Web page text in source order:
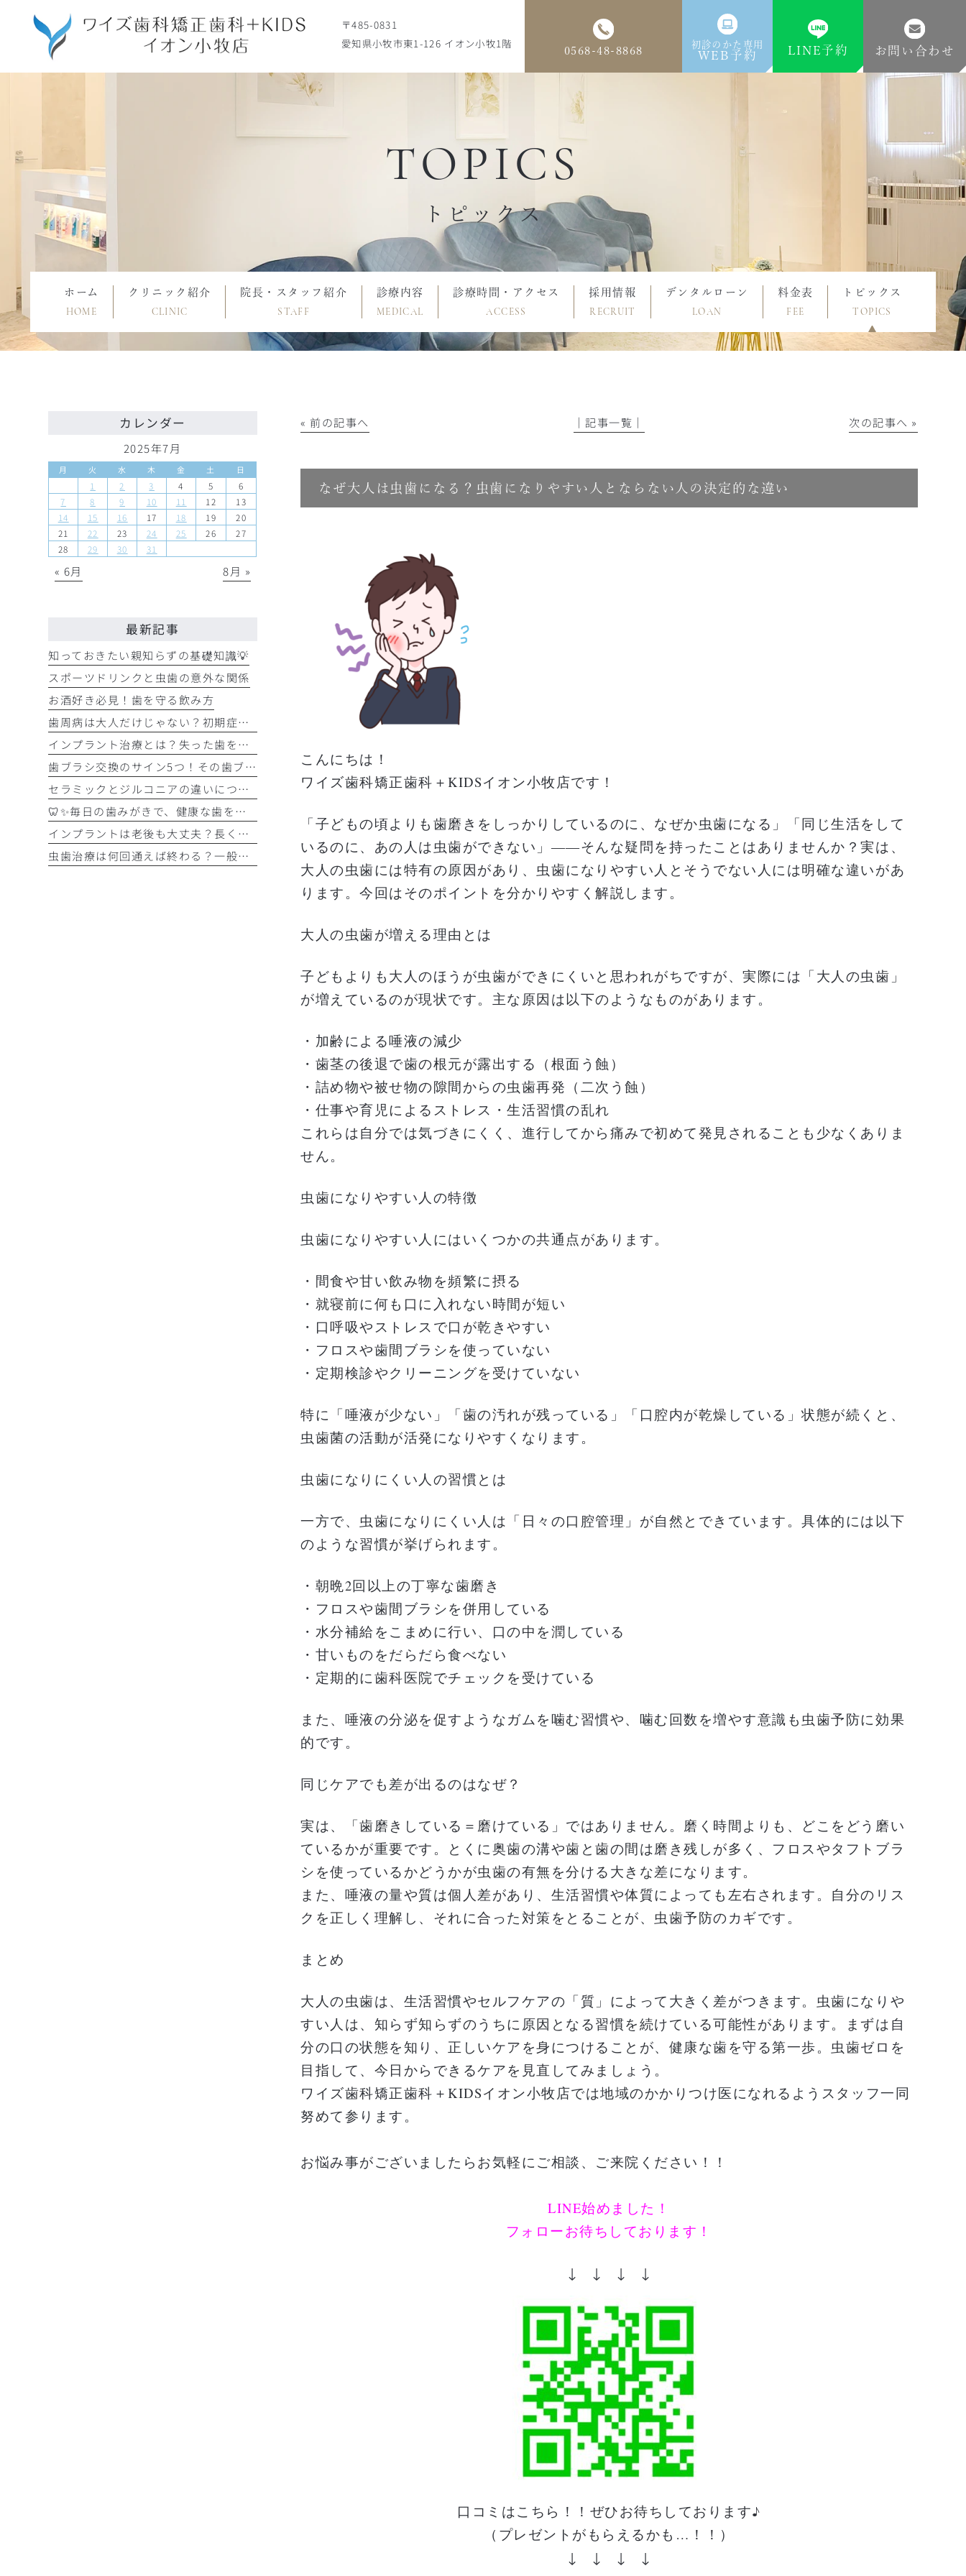
〒485-0831
愛知県小牧市東1-126 イオン小牧1階
0568-48-8868
初診のかた専用
WEB予約 LINE予約 お問い合わせ
ホーム
HOME
クリニック紹介
CLINIC
院長・スタッフ紹介
STAFF
診療内容
MEDICAL
診療時間・アクセス
ACCESS
採用情報
RECRUIT
デンタルローン
LOAN
料金表
FEE
トピックス
TOPICS
TOPICS
トピックス
« 前の記事へ │記事一覧│ 次の記事へ »
なぜ大人は虫歯になる？虫歯になりやすい人とならない人の決定的な違い
こんにちは！
ワイズ歯科矯正歯科＋KIDSイオン小牧店です！
「子どもの頃よりも歯磨きをしっかりしているのに、なぜか虫歯になる」「同じ生活をして
いるのに、あの人は虫歯ができない」――そんな疑問を持ったことはありませんか？実は、
大人の虫歯には特有の原因があり、虫歯になりやすい人とそうでない人には明確な違いがあ
ります。今回はそのポイントを分かりやすく解説します。
大人の虫歯が増える理由とは
子どもよりも大人のほうが虫歯ができにくいと思われがちですが、実際には「大人の虫歯」
が増えているのが現状です。主な原因は以下のようなものがあります。
・加齢による唾液の減少
・歯茎の後退で歯の根元が露出する（根面う蝕）
・詰め物や被せ物の隙間からの虫歯再発（二次う蝕）
・仕事や育児によるストレス・生活習慣の乱れ
これらは自分では気づきにくく、進行してから痛みで初めて発見されることも少なくありま
せん。
虫歯になりやすい人の特徴
虫歯になりやすい人にはいくつかの共通点があります。
・間食や甘い飲み物を頻繁に摂る
・就寝前に何も口に入れない時間が短い
・口呼吸やストレスで口が乾きやすい
・フロスや歯間ブラシを使っていない
・定期検診やクリーニングを受けていない
特に「唾液が少ない」「歯の汚れが残っている」「口腔内が乾燥している」状態が続くと、
虫歯菌の活動が活発になりやすくなります。
虫歯になりにくい人の習慣とは
一方で、虫歯になりにくい人は「日々の口腔管理」が自然とできています。具体的には以下
のような習慣が挙げられます。
・朝晩2回以上の丁寧な歯磨き
・フロスや歯間ブラシを併用している
・水分補給をこまめに行い、口の中を潤している
・甘いものをだらだら食べない
・定期的に歯科医院でチェックを受けている
また、唾液の分泌を促すようなガムを噛む習慣や、噛む回数を増やす意識も虫歯予防に効果
的です。
同じケアでも差が出るのはなぜ？
実は、「歯磨きしている＝磨けている」ではありません。磨く時間よりも、どこをどう磨い
ているかが重要です。とくに奥歯の溝や歯と歯の間は磨き残しが多く、フロスやタフトブラ
シを使っているかどうかが虫歯の有無を分ける大きな差になります。
また、唾液の量や質は個人差があり、生活習慣や体質によっても左右されます。自分のリス
クを正しく理解し、それに合った対策をとることが、虫歯予防のカギです。
まとめ
大人の虫歯は、生活習慣やセルフケアの「質」によって大きく差がつきます。虫歯になりや
すい人は、知らず知らずのうちに原因となる習慣を続けている可能性があります。まずは自
分の口の状態を知り、正しいケアを身につけることが、健康な歯を守る第一歩。虫歯ゼロを
目指して、今日からできるケアを見直してみましょう。
ワイズ歯科矯正歯科＋KIDSイオン小牧店では地域のかかりつけ医になれるようスタッフ一同
努めて参ります。
お悩み事がございましたらお気軽にご相談、ご来院ください！！
LINE始めました！
フォローお待ちしております！
↓ ↓ ↓ ↓
口コミはこちら！！ぜひお待ちしております♪
（プレゼントがもらえるかも…！！）
↓ ↓ ↓ ↓
カレンダー
2025年7月
月 火 水 木 金 土 日
1 2 3 4 5
6
7
8 9 10 11 12
13
14
15 16 17 18 19
20
21
22 23 24 25 26
27
28
29 30 31
« 6月 8月 »
最新記事
知っておきたい親知らずの基礎知識💡
スポーツドリンクと虫歯の意外な関係
お酒好き必見！歯を守る飲み方
歯周病は大人だけじゃない？初期症状をチェック
インプラント治療とは？失った歯を補う選択肢を正しく知りましょう！！
歯ブラシ交換のサイン5つ！その歯ブラシ、まだ使っていませんか？🪥
セラミックとジルコニアの違いについて解説！！
🦷✨毎日の歯みがきで、健康な歯を守りましょう✨🪥
インプラントは老後も大丈夫？長く快適に使うためのポイントと知っておきたい注意点を詳しく解説
虫歯治療は何回通えば終わる？一般的な治療回数の目安と治療期間をわかりやすく解説